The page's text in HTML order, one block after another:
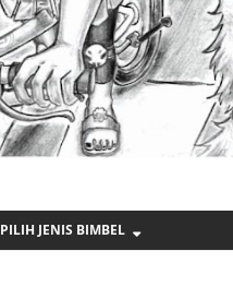
PILIH JENIS BIMBEL